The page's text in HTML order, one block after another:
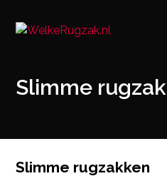
Slimme rugzak
Slimme rugzakken